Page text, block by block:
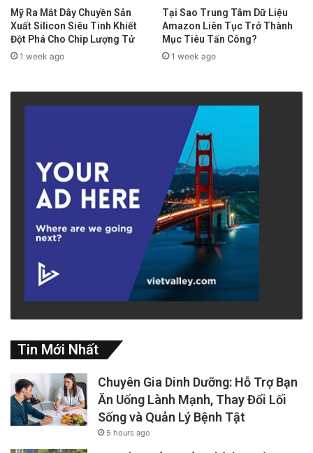
Mỹ Ra Mắt Dây Chuyền Sản
Xuất Silicon Siêu Tinh Khiết
Đột Phá Cho Chip Lượng Tử
1 week ago
Tại Sao Trung Tâm Dữ Liệu
Amazon Liên Tục Trở Thành
Mục Tiêu Tấn Công?
1 week ago
Tin Mới Nhất
Chuyên Gia Dinh Dưỡng: Hỗ Trợ Bạn
Ăn Uống Lành Mạnh, Thay Đổi Lối
Sống và Quản Lý Bệnh Tật
5 hours ago